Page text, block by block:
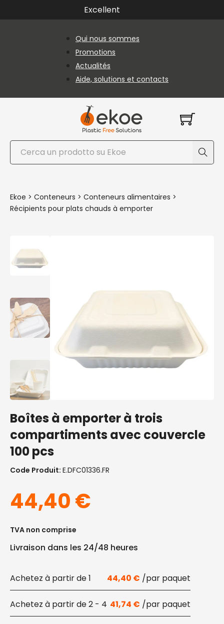
Passer au contenu principal
Passer au pied de page
Excellent
Qui nous sommes
Promotions
Actualités
Aide, solutions et contacts
Rechercher
Ekoe > Conteneurs > Conteneurs alimentaires >
Récipients pour plats chauds à emporter
Boîtes à emporter à trois
compartiments avec couvercle
100 pcs
Code Produit: E.DFC01336.FR
44,40€
TVA non comprise
Livraison dans les 24/48 heures
1 44,40 €
2 - 4 41,74 €